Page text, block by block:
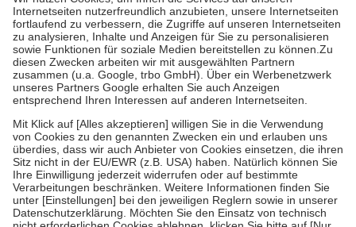
Kosten der Leistung zu entrichten.
Diese Regeln gelten grundsätzlich auch für Online-Apotheken.
Bei Heilmitteln und häuslicher Krankenpflege beträgt die
Zuzahlung zehn Prozent der Kosten sowie zehn Euro je
Verordnung.
Um das Engagement der Versicherten für ihre eigene Gesundheit zu
stärken und die besondere Stellung der Familie zu unterstützen,
fallenkeine Zuzahlungenan bei:
• Kindern und Jugendlichen bis zum vollendeten 18. Lebensjahr
mit Ausnahme der Fahrkosten
• Untersuchungen zur Vorsorge und Früherkennung, die von der
GKV getragen werden
• empfohlenen Schutzimpfungen